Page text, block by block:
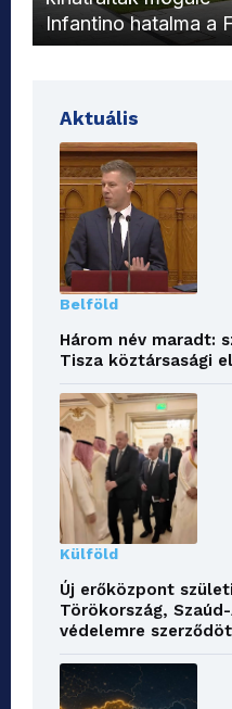
Infantino hatalma a
Aktuális
Belföld
Három név maradt:
Tisza köztársasági
Külföld
Új erőközpont
Törökország,
védelemre